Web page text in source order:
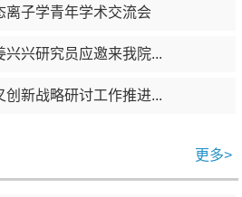
离子学青年学术交流会
兴研究员应邀来我院...
新战略研讨工作推进...
更多>